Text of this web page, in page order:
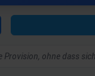
ohne dass